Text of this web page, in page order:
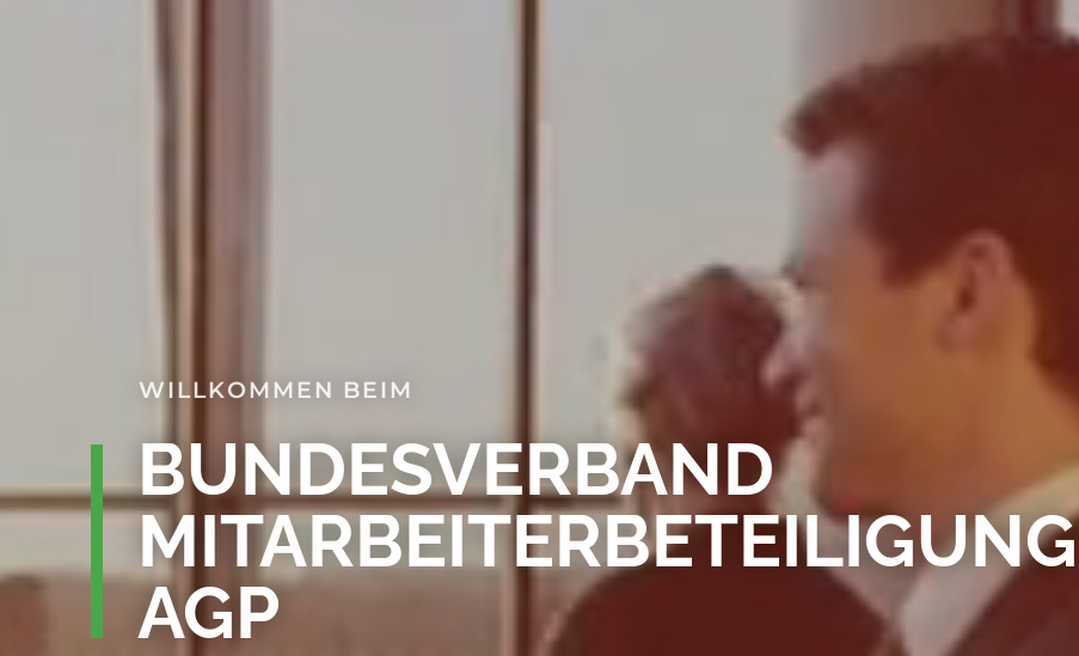
BUNDESVERBAND
MITARBEITERBETEILIGUNG
AGP
WILLKOMMEN BEIM